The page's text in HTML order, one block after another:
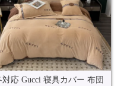
対応 Gucci 寝具カバー 布団